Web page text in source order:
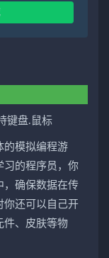
键盘.鼠标
的模拟编程游
习的程序员，你
，确保数据在传
你还可以自己开
件、皮肤等物